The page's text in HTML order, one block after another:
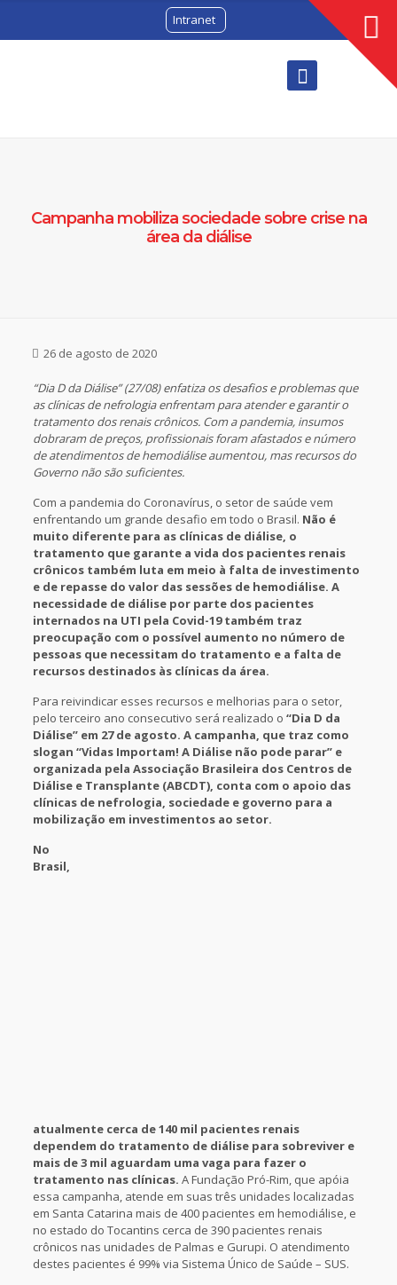
Intranet
Campanha mobiliza sociedade sobre crise na
área da diálise
26 de agosto de 2020
“Dia D da Diálise” (27/08) enfatiza os desafios e problemas que
as clínicas de nefrologia enfrentam para atender e garantir o
tratamento dos renais crônicos. Com a pandemia, insumos
dobraram de preços, profissionais foram afastados e número
de atendimentos de hemodiálise aumentou, mas recursos do
Governo não são suficientes.
Com a pandemia do Coronavírus, o setor de saúde vem
enfrentando um grande desafio em todo o Brasil. Não é
muito diferente para as clínicas de diálise, o
tratamento que garante a vida dos pacientes renais
crônicos também luta em meio à falta de investimento
e de repasse do valor das sessões de hemodiálise. A
necessidade de diálise por parte dos pacientes
internados na UTI pela Covid-19 também traz
preocupação com o possível aumento no número de
pessoas que necessitam do tratamento e a falta de
recursos destinados às clínicas da área.
Para reivindicar esses recursos e melhorias para o setor,
pelo terceiro ano consecutivo será realizado o “Dia D da
Diálise” em 27 de agosto. A campanha, que traz como
slogan “Vidas Importam! A Diálise não pode parar” e
organizada pela Associação Brasileira dos Centros de
Diálise e Transplante (ABCDT), conta com o apoio das
clínicas de nefrologia, sociedade e governo para a
mobilização em investimentos ao setor.
No
Brasil,
atualmente cerca de 140 mil pacientes renais
dependem do tratamento de diálise para sobreviver e
mais de 3 mil aguardam uma vaga para fazer o
tratamento nas clínicas. A Fundação Pró-Rim, que apóia
essa campanha, atende em suas três unidades localizadas
em Santa Catarina mais de 400 pacientes em hemodiálise, e
no estado do Tocantins cerca de 390 pacientes renais
crônicos nas unidades de Palmas e Gurupi. O atendimento
destes pacientes é 99% via Sistema Único de Saúde – SUS.